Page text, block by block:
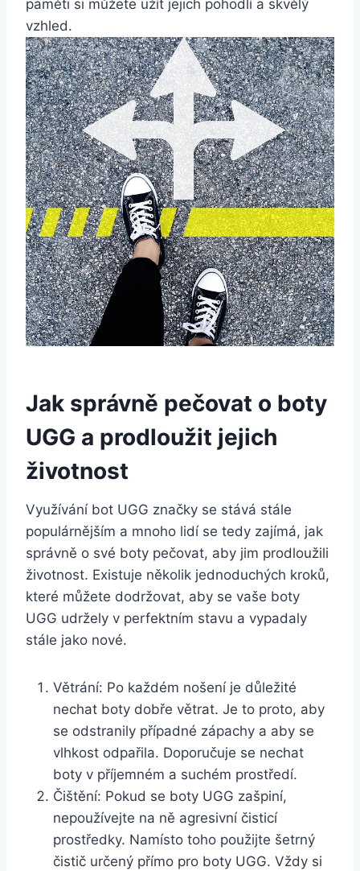
paměti si⁢ můžete užít jejich‍ pohodlí a ‌skvělý
vzhled.
Jak správně pečovat​ o⁣ boty
⁤UGG a prodloužit⁢ jejich
životnost
Využívání bot UGG značky se stává stále
populárnějším⁤ a mnoho ‍lidí se tedy zajímá, jak⁤
správně ⁢o⁤ své boty‌ pečovat, aby ‍jim ⁤prodloužili
životnost. Existuje několik ‌jednoduchých kroků,
které můžete dodržovat, aby se vaše boty
UGG udržely v⁣ perfektním ⁢stavu a vypadaly
stále jako nové.
Větrání: Po každém nošení ‌je důležité
nechat ‌boty dobře ⁤větrat. Je to proto, aby
⁢se odstranily případné⁣ zápachy a ⁣aby ⁣se
vlhkost odpařila. Doporučuje‌ se⁢ nechat
boty ‍v příjemném⁤ a suchém prostředí.
Čištění:⁢ Pokud se ‌boty UGG ‌zašpiní,⁤
nepoužívejte na⁤ ně agresivní čisticí
‌prostředky. Namísto toho použijte šetrný
čistič určený přímo pro boty UGG.⁣ Vždy si